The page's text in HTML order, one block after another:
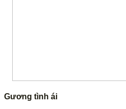
Gương tình ái